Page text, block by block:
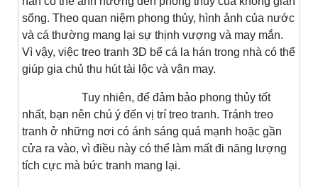
sống. Theo quan niệm phong thủy, hình ảnh của nước
và cá thường mang lại sự thịnh vượng và may mắn.
Vì vậy, việc treo tranh 3D bể cá la hán trong nhà có thể
giúp gia chủ thu hút tài lộc và vận may.
Tuy nhiên, để đảm bảo phong thủy tốt
nhất, bạn nên chú ý đến vị trí treo tranh. Tránh treo
tranh ở những nơi có ánh sáng quá mạnh hoặc gần
cửa ra vào, vì điều này có thể làm mất đi năng lượng
tích cực mà bức tranh mang lại.